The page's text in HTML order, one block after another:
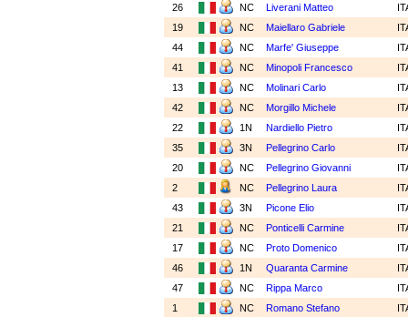
26
NC Liverani Matteo
19
NC Maiellaro Gabriele
44
NC Marfe' Giuseppe
41
NC Minopoli Francesco
13
NC Molinari Carlo
42
NC Morgillo Michele
22
1N Nardiello Pietro
35
3N Pellegrino Carlo
20
NC Pellegrino Giovanni
2
NC Pellegrino Laura
43
3N Picone Elio
21
NC Ponticelli Carmine
17
NC Proto Domenico
46
1N Quaranta Carmine
47
NC Rippa Marco
1
NC Romano Stefano